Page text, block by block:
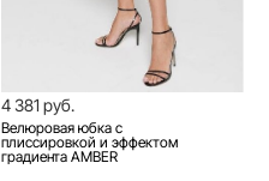
4 381 руб.
Велюровая юбка с
плиссировкой и эффектом
градиента AMBER